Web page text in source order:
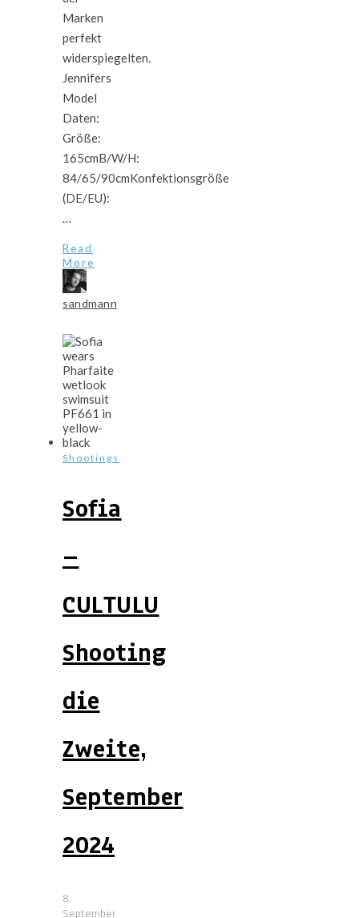
Marken
perfekt
widerspiegelten.
Jennifers
Model
Daten:
Größe:
165cmB/W/H:
84/65/90cmKonfektionsgröße
(DE/EU):
Read
More
sandmann
Shootings
Sofia
–
CULTULU
Shooting
die
Zweite,
September
2024
8.
September